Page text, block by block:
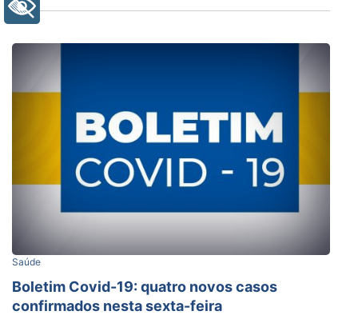
Saúde
Boletim Covid-19: quatro novos casos
confirmados nesta sexta-feira
+ Acessibilidade